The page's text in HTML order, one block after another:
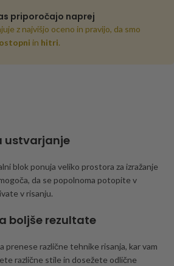
priporočajo naprej
z najvišjo oceno in pravijo, da smo
in hitri.
ustvarjanje
blok ponuja veliko prostora za izražanje
da se popolnoma potopite v
v risanju.
boljše rezultate
prenese različne tehnike risanja, kar vam
različne stile in dosežete odlične